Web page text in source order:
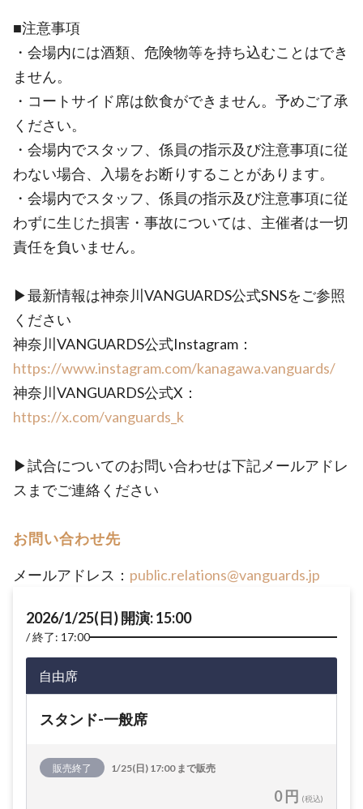
■注意事項
・会場内には酒類、危険物等を持ち込むことはでき
ません。
・コートサイド席は飲食ができません。予めご了承
ください。
・会場内でスタッフ、係員の指示及び注意事項に従
わない場合、入場をお断りすることがあります。
・会場内でスタッフ、係員の指示及び注意事項に従
わずに生じた損害・事故については、主催者は一切
責任を負いません。
▶最新情報は神奈川VANGUARDS公式SNSをご参照
ください
神奈川VANGUARDS公式Instagram：
https://www.instagram.com/kanagawa.vanguards/
神奈川VANGUARDS公式X：
https://x.com/vanguards_k
▶試合についてのお問い合わせは下記メールアドレ
スまでご連絡ください
お問い合わせ先
メールアドレス： public.relations@vanguards.jp
2026/1/25(日) 開演: 15:00
終了: 17:00
自由席
スタンド-一般席
販売終了 1/25(日) 17:00 まで販売
0 円 (税込)